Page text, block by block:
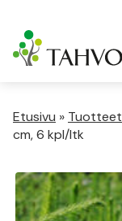
Etusivu » Tuotteet
cm, 6 kpl/ltk